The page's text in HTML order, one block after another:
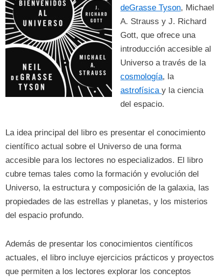
deGrasse Tyson, Michael
A. Strauss y J. Richard
Gott, que ofrece una
introducción accesible al
Universo a través de la
cosmología, la
astrofísicay la ciencia
del espacio.
La idea principal del libro es presentar el conocimiento
científico actual sobre el Universo de una forma
accesible para los lectores no especializados. El libro
cubre temas tales como la formación y evolución del
Universo, la estructura y composición de la galaxia, las
propiedades de las estrellas y planetas, y los misterios
del espacio profundo.
Además de presentar los conocimientos científicos
actuales, el libro incluye ejercicios prácticos y proyectos
que permiten a los lectores explorar los conceptos